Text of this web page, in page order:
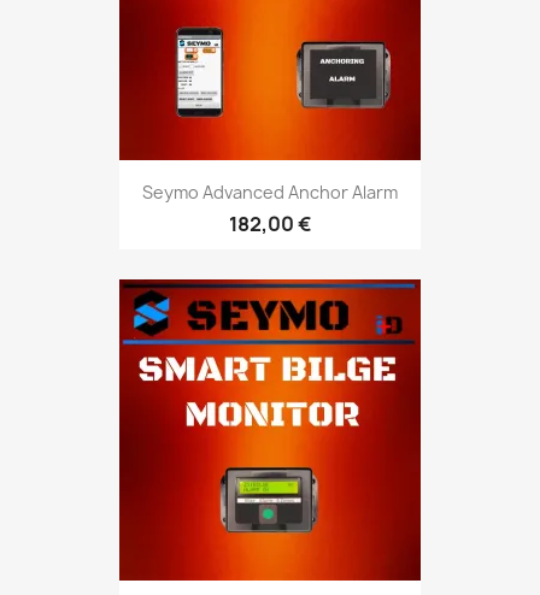
Seymo Advanced Anchor Alarm
182,00 €